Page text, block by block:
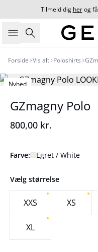
Tilmeld dig herog
Søg
Forside Vis alt Poloshirts
Nyhed
GZmagny Polo
800,00 kr.
Farve: Egret / White
Vælg størrelse
XXS XS
XL